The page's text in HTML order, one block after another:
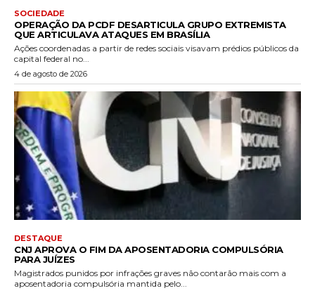
SOCIEDADE
OPERAÇÃO DA PCDF DESARTICULA GRUPO EXTREMISTA
QUE ARTICULAVA ATAQUES EM BRASÍLIA
Ações coordenadas a partir de redes sociais visavam prédios públicos da
capital federal no...
4 de agosto de 2026
DESTAQUE
CNJ APROVA O FIM DA APOSENTADORIA COMPULSÓRIA
PARA JUÍZES
Magistrados punidos por infrações graves não contarão mais com a
aposentadoria compulsória mantida pelo...